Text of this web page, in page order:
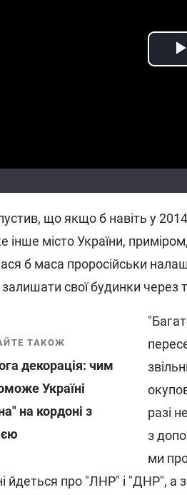
що якщо б навіть у
інше місто України,
б маса проросійськи
свої будинки через
ТАКОЖ
декорація: чим
Україні
на кордоні з
разі
з
ми
йдеться про "ЛНР" і "ДНР", а